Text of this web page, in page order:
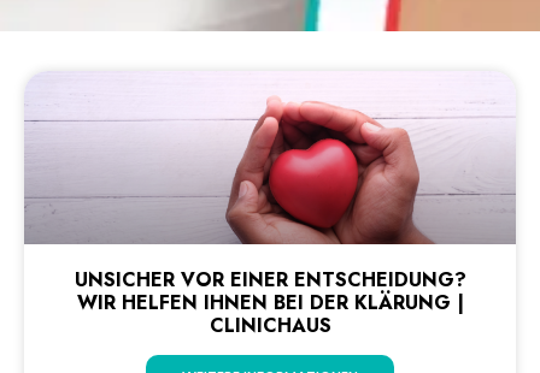
UNSICHER VOR EINER ENTSCHEIDUNG?
WIR HELFEN IHNEN BEI DER KLÄRUNG |
CLINICHAUS